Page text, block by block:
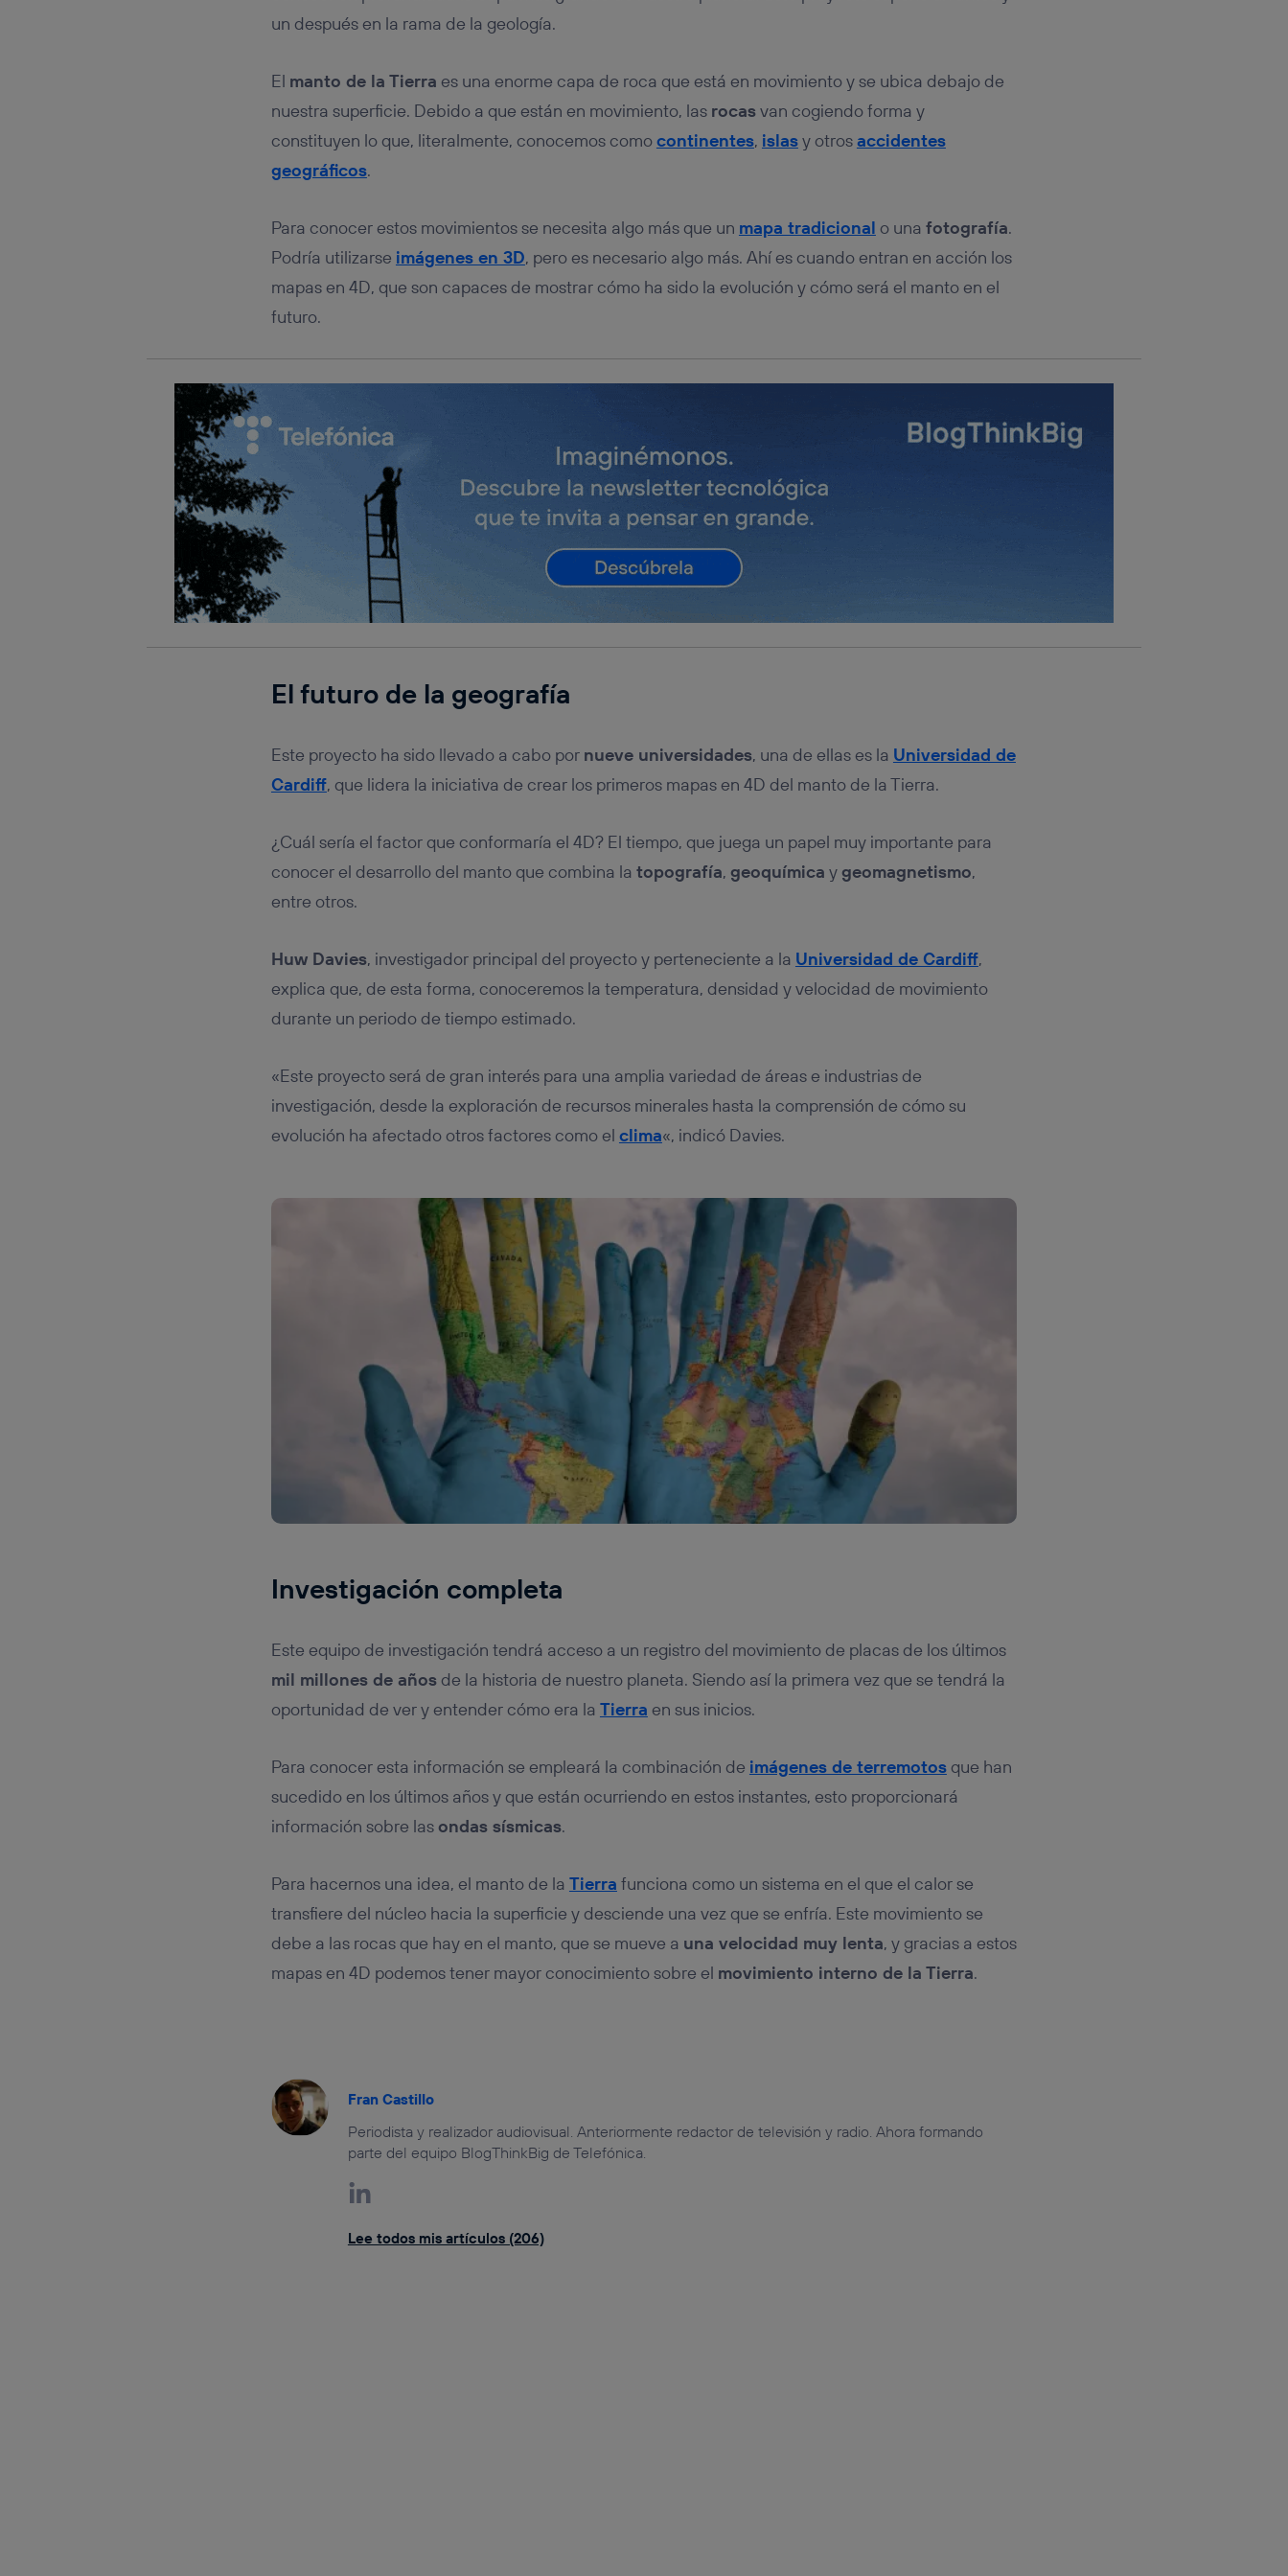
un después en la rama de la geología.
El manto de la Tierra es una enorme capa de roca que está en movimiento y se ubica debajo de
nuestra superficie. Debido a que están en movimiento, las rocasvan cogiendo forma y
constituyen lo que, literalmente, conocemos comocontinentes, islasy otrosaccidentes
geográficos.
Para conocer estos movimientos se necesita algo más que un mapa tradicional o una fotografía.
Podría utilizarse imágenes en 3D, pero es necesario algo más. Ahí es cuando entran en acción los
mapas en 4D, que son capaces de mostrar cómo ha sido la evolución y cómo será el manto en el
futuro.
El futuro de la geografía
Este proyecto ha sido llevado a cabo por nueve universidades, una de ellas es la Universidad de
Cardiff, que lidera la iniciativa de crear los primeros mapas en 4D del manto de la Tierra.
¿Cuál sería el factor que conformaría el 4D? El tiempo, que juega un papel muy importante para
conocer el desarrollo del manto que combina la topografía, geoquímica y geomagnetismo,
entre otros.
Huw Davies, investigador principal del proyecto y perteneciente a la Universidad de Cardiff,
explica que, de esta forma, conoceremos la temperatura, densidad y velocidad de movimiento
durante un periodo de tiempo estimado.
«Este proyecto será de gran interés para una amplia variedad de áreas e industrias de
investigación, desde la exploración de recursos minerales hasta la comprensión de cómo su
evolución ha afectado otros factores como el clima«, indicó Davies.
Investigación completa
Este equipo de investigación tendrá acceso a un registro del movimiento de placas de los últimos
mil millones de añosde la historia de nuestro planeta. Siendo así la primera vez que se tendrá la
oportunidad de ver y entender cómo era la Tierra en sus inicios.
Para conocer esta información se empleará la combinación de imágenes de terremotosque han
sucedido en los últimos años y que están ocurriendo en estos instantes, esto proporcionará
información sobre lasondas sísmicas.
Para hacernos una idea, el manto de la Tierra funciona como un sistema en el que el calor se
transfiere del núcleo hacia la superficie y desciende una vez que se enfría. Este movimiento se
debe a las rocas que hay en el manto, que se mueve a una velocidad muy lenta, y gracias a estos
mapas en 4D podemos tener mayor conocimiento sobre el movimiento interno de la Tierra.
Fran Castillo
Periodista y realizador audiovisual. Anteriormente redactor de televisión y radio. Ahora formando
parte del equipo BlogThinkBig de Telefónica.
Lee todos mis artículos (206)
conecte su dispositivo y consienta el uso de la tecnología recibirá el mismo identificador.
realizará en función de las actividades de navegación de los miembros del hogar que
hayan dado su consentimiento.
únicamente en la navegación del usuario del móvil.